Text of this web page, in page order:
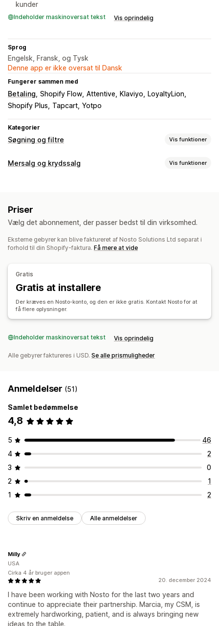
kunder
Indeholder maskinoversat tekst Vis oprindelig
Sprog
Engelsk, Fransk, og Tysk
Denne app er ikke oversat til Dansk
Fungerer sammen med
Betaling Shopify Flow Attentive Klaviyo
LoyaltyLion
Shopify Plus
Tapcart Yotpo
Kategorier
Søgning og filtre Vis funktioner
Søgefunktioner
Multi-filter
Søgelinje Ekskluder resultater
Visningstilpasning
Sortering
Analyser
Indblik med kunstig intelligens
Mersalg og krydssalg Vis funktioner
Mersalg på produktside
Fastgjort indkøbskurv
Indkøbskurvskuffe Pop op-vinduer
Tilpasset CSS
Tilpasset HTML
Træk og slip-editor
Multivaluta
Flere sprog Tilpassede regler
Sampak Mængderabatter
Anbefalinger med kunstig intelligens
A/B-test Klikrater Konverteringsrater Anbefalet ydeevne
Priser
Vælg det abonnement, der passer bedst til din virksomhed.
Eksterne gebyrer kan blive faktureret af Nosto Solutions Ltd separat i
forhold til din Shopify-faktura. Få mere at vide
Gratis
Gratis at installere
Der kræves en Nosto-konto, og den er ikke gratis. Kontakt Nosto for at
få flere oplysninger.
Indeholder maskinoversat tekst Vis oprindelig
Alle gebyrer faktureres i USD. Se alle prismuligheder
Anmeldelser (51)
Samlet bedømmelse
4,8
5
46
4
2
3
0
2
1
1
2
Skriv en anmeldelse Alle anmeldelser
20. december 2024
I have been working with Nosto for the last two years and
continue to appreciate their partnership. Marcia, my CSM, is
extremely hardworking, patient, and is always bringing new
ideas to the table.
Milly
USA
Cirka 4 år bruger appen